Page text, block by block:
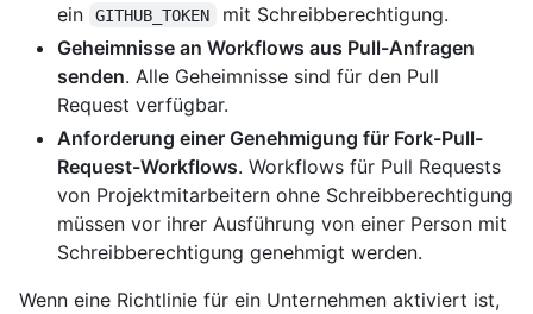
ein
GITHUB_TOKEN
mit Schreibberechtigung.
Geheimnisse an Workflows aus Pull-Anfragen
senden. Alle Geheimnisse sind für den Pull
Request verfügbar.
Anforderung einer Genehmigung für Fork-Pull-
Request-Workflows. Workflows für Pull Requests
von Projektmitarbeitern ohne Schreibberechtigung
müssen vor ihrer Ausführung von einer Person mit
Schreibberechtigung genehmigt werden.
Wenn eine Richtlinie für ein Unternehmen aktiviert ist,